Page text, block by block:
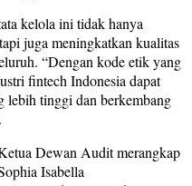
kelola ini tidak hanya
juga meningkatkan kualitas
“Dengan kode etik yang
fintech Indonesia dapat
lebih tinggi dan berkembang
Dewan Audit merangkap
Isabella